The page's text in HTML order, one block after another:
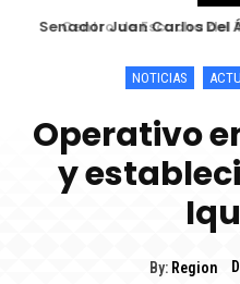
Centro de Escucha del
NOTICIAS
Operativo
y
By: Region